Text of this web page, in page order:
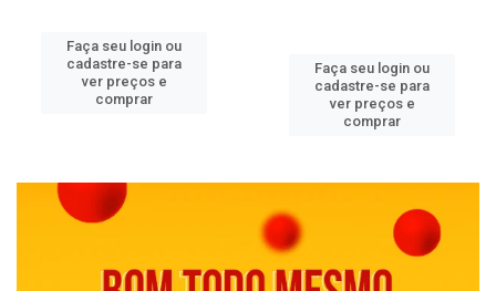
Faça seu login ou
cadastre-se para
ver preços e
comprar
Faça seu login ou
cadastre-se para
ver preços e
comprar